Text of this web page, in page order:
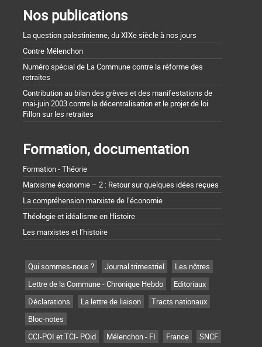
Nos publications
La question palestinienne, du XIXe siècle à nos jours
Contre Mélenchon
Numéro spécial de La Commune contre la réforme des
retraites
Contribution au bilan des grèves et des manifestations de
mai-juin 2003 contre la décentralisation et le projet de loi
Fillon sur les retraites
Formation, documentation
Formation - Théorie
Marxisme économie – 2 : Retour sur quelques idées reçues
La compréhension marxiste de l’économie
Théologie et idéalisme en Histoire
Les marxistes et l’histoire
Qui sommes-nous ? Journal trimestriel
Les nôtres
Lettre de la Commune - Chronique Hebdo
Editoriaux
Déclarations
La lettre de liaison
Tracts nationaux
Bloc-notes
CCI-POI et TCI- POid
Mélenchon - FI France
SNCF